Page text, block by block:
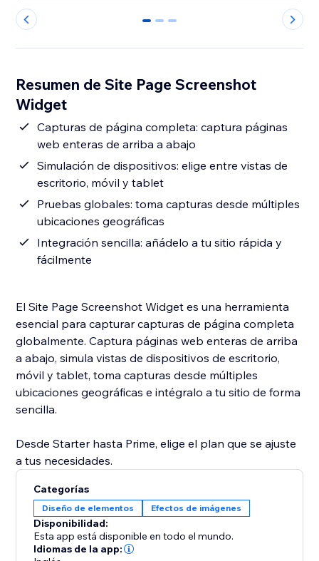
0 1 2
Resumen de Site Page Screenshot
Widget
Capturas de página completa: captura páginas
web enteras de arriba a abajo
Simulación de dispositivos: elige entre vistas de
escritorio, móvil y tablet
Pruebas globales: toma capturas desde múltiples
ubicaciones geográficas
Integración sencilla: añádelo a tu sitio rápida y
fácilmente
El Site Page Screenshot Widget es una herramienta
esencial para capturar capturas de página completa
globalmente. Captura páginas web enteras de arriba
a abajo, simula vistas de dispositivos de escritorio,
móvil y tablet, toma capturas desde múltiples
ubicaciones geográficas e intégralo a tu sitio de forma
sencilla.
Desde Starter hasta Prime, elige el plan que se ajuste
a tus necesidades.
Categorías
Diseño de elementos Efectos de imágenes
Disponibilidad:
Esta app está disponible en todo el mundo.
Idiomas de la app: